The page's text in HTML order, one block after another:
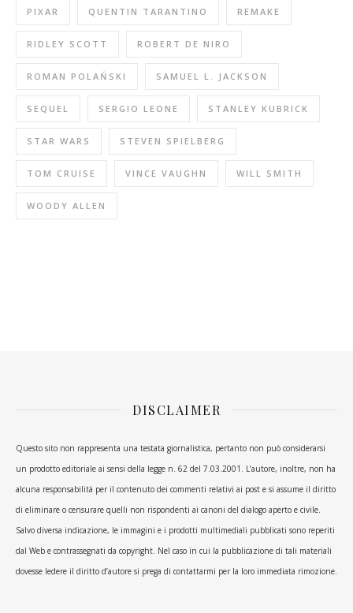
PIXAR QUENTIN TARANTINO REMAKE
RIDLEY SCOTT ROBERT DE NIRO
ROMAN POLAŃSKI SAMUEL L. JACKSON
SEQUEL SERGIO LEONE STANLEY KUBRICK
STAR WARS STEVEN SPIELBERG
TOM CRUISE VINCE VAUGHN WILL SMITH
WOODY ALLEN
DISCLAIMER
Questo sito non rappresenta una testata giornalistica, pertanto non può considerarsi
un prodotto editoriale ai sensi della legge n. 62 del 7.03.2001. L’autore, inoltre, non ha
alcuna responsabilità per il contenuto dei commenti relativi ai post e si assume il diritto
di eliminare o censurare quelli non rispondenti ai canoni del dialogo aperto e civile.
Salvo diversa indicazione, le immagini e i prodotti multimediali pubblicati sono reperiti
dal Web e contrassegnati da copyright. Nel caso in cui la pubblicazione di tali materiali
dovesse ledere il diritto d’autore si prega di contattarmi per la loro immediata rimozione.